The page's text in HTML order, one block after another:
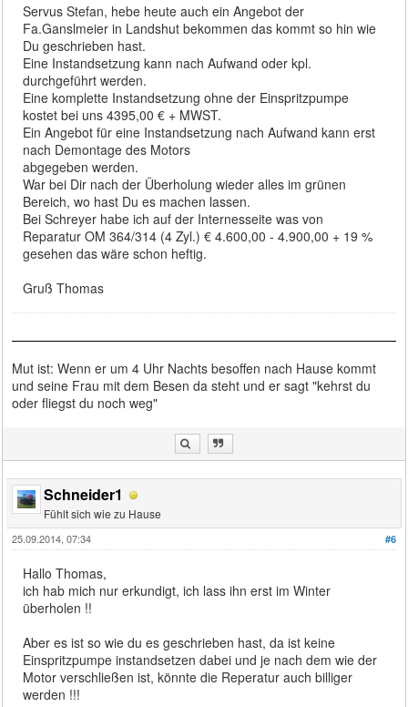
Servus Stefan, hebe heute auch ein Angebot der
Fa.Ganslmeier in Landshut bekommen das kommt so hin wie
Du geschrieben hast.
Eine Instandsetzung kann nach Aufwand oder kpl.
durchgeführt werden.
Eine komplette Instandsetzung ohne der Einspritzpumpe
kostet bei uns 4395,00 € + MWST.
Ein Angebot für eine Instandsetzung nach Aufwand kann erst
nach Demontage des Motors
abgegeben werden.
War bei Dir nach der Überholung wieder alles im grünen
Bereich, wo hast Du es machen lassen.
Bei Schreyer habe ich auf der Internesseite was von
Reparatur OM 364/314 (4 Zyl.) € 4.600,00 - 4.900,00 + 19 %
gesehen das wäre schon heftig.
Gruß Thomas
Mut ist: Wenn er um 4 Uhr Nachts besoffen nach Hause kommt
und seine Frau mit dem Besen da steht und er sagt "kehrst du
oder fliegst du noch weg"
Schneider1
Fühlt sich wie zu Hause
#6
25.09.2014, 07:34
Hallo Thomas,
ich hab mich nur erkundigt, ich lass ihn erst im Winter
überholen !!
Aber es ist so wie du es geschrieben hast, da ist keine
Einspritzpumpe instandsetzen dabei und je nach dem wie der
Motor verschließen ist, könnte die Reperatur auch billiger
werden !!!